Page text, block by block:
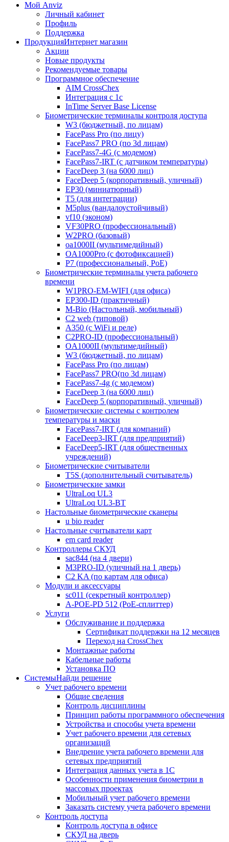
Мой Anviz
Личный кабинет
Профиль
Поддержка
ПродукцияИнтернет магазин
Акции
Новые продукты
Рекомендуемые товары
Программное обеспечение
AIM CrossChex
Интеграция с 1с
InTime Server Base License
Биометрические терминалы контроля доступа
W3 (бюджетный, по лицам)
FacePass Pro (по лицу)
FacePass7 PRO (по 3d лицам)
FacePass7-4G (с модемом)
FacePass7-IRT (с датчиком температуры)
FaceDeep 3 (на 6000 лиц)
FaceDeep 5 (корпоративный, уличный)
EP30 (миниатюрный)
T5 (для интеграции)
M5plus (вандалоустойчивый)
vf10 (эконом)
VF30PRO (профессиональный)
W2PRO (базовый)
oa1000II (мультимедийный)
OA1000Pro (с фотофиксацией)
P7 (профессиональный, PoE)
Биометрические терминалы учета рабочего
времени
W1PRO-EM-WIFI (для офиса)
EP300-ID (практичный)
M-Bio (Настольный, мобильный)
С2 web (типовой)
A350 (с WiFi и реле)
C2PRO-ID (профессиональный)
OA1000II (мультимедийный)
W3 (бюджетный, по лицам)
FacePass Pro (по лицам)
FacePass7 PRO(по 3d лицам)
FacePass7-4g (с модемом)
FaceDeep 3 (на 6000 лиц)
FaceDeep 5 (корпоративный, уличный)
Биометрические системы с контролем
температуры и маски
FacePass7-IRT (для компаний)
FaceDeep3-IRT (для предприятий)
FaceDeep5-IRT (для общественных
учреждений)
Биометрические считыватели
T5S (дополнительный считыватель)
Биометрические замки
UltraLoq UL3
UltraLoq UL3-BT
Настольные биометрические сканеры
u bio reader
Настольные считыватели карт
em card reader
Контроллеры СКУД
sac844 (на 4 двери)
M3PRO-ID (уличный на 1 дверь)
C2 KA (по картам для офиса)
Модули и аксессуары
sc011 (секретный контроллер)
A-POE-PD 512 (PoE-сплиттер)
Услуги
Обслуживание и поддержка
Сертификат поддержки на 12 месяцев
Переход на CrossChex
Монтажные работы
Кабельные работы
Установка ПО
СистемыНайди решение
Учет рабочего времени
Общие сведения
Контроль дисциплины
Принцип работы программного обеспечения
Устройства и способы учета времени
Учет рабочего времени для сетевых
организаций
Внедрение учета рабочего времени для
сетевых предприятий
Интеграция данных учета в 1С
Особенности применения биометрии в
массовых проектах
Мобильный учет рабочего времени
Заказать систему учета рабочего времени
Контроль доступа
Контроль доступа в офисе
СКУД на дверь